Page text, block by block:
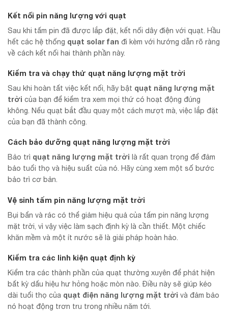
Kết nối pin năng lượng với quạt
Sau khi tấm pin đã được lắp đặt, kết nối dây điện với quạt. Hầu
hết các hệ thống quạt solar fan đi kèm với hướng dẫn rõ ràng
về cách kết nối hai thành phần này.
Kiểm tra và chạy thử quạt năng lượng mặt trời
Sau khi hoàn tất việc kết nối, hãy bật quạt năng lượng mặt
trời của bạn để kiểm tra xem mọi thứ có hoạt động đúng
không. Nếu quạt bắt đầu quay một cách mượt mà, việc lắp đặt
của bạn đã thành công.
Cách bảo dưỡng quạt năng lượng mặt trời
Bảo trì quạt năng lượng mặt trời là rất quan trọng để đảm
bảo tuổi thọ và hiệu suất của nó. Hãy cùng xem một số bước
bảo trì cơ bản.
Vệ sinh tấm pin năng lượng mặt trời
Bụi bẩn và rác có thể giảm hiệu quả của tấm pin năng lượng
mặt trời, vì vậy việc làm sạch định kỳ là cần thiết. Một chiếc
khăn mềm và một ít nước sẽ là giải pháp hoàn hảo.
Kiểm tra các linh kiện quạt định kỳ
Kiểm tra các thành phần của quạt thường xuyên để phát hiện
bất kỳ dấu hiệu hư hỏng hoặc mòn nào. Điều này sẽ giúp kéo
dài tuổi thọ của quạt điện năng lượng mặt trời và đảm bảo
nó hoạt động trơn tru trong nhiều năm tới.